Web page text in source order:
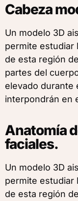
Cabeza
Un modelo 3D
permite estudiar
de esta región
partes del
elevado durante
interpondrán en
Anatomía
faciales.
Un modelo 3D
permite estudiar
de esta región